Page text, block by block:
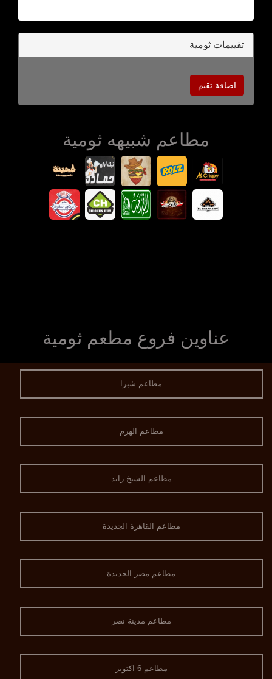
تقييمات ثومية
اضافة تقيم
مطاعم شبيهه ثومية
عناوين فروع مطعم ثومية
مطاعم شبرا
مطاعم الهرم
مطاعم الشيخ زايد
مطاعم القاهرة الجديدة
مطاعم مصر الجديدة
مطاعم مدينة نصر
مطاعم 6 اكتوبر